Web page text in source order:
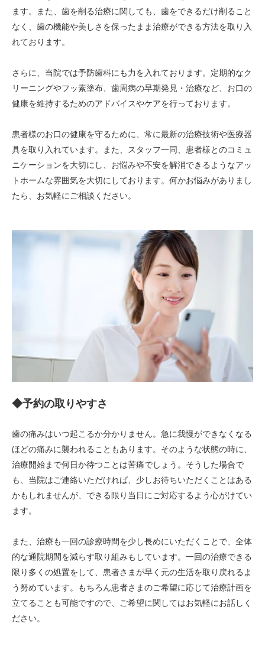
ます。また、歯を削る治療に関しても、歯をできるだけ削ること
なく、歯の機能や美しさを保ったまま治療ができる方法を取り入
れております。
さらに、当院では予防歯科にも力を入れております。定期的なク
リーニングやフッ素塗布、歯周病の早期発見・治療など、お口の
健康を維持するためのアドバイスやケアを行っております。
患者様のお口の健康を守るために、常に最新の治療技術や医療器
具を取り入れています。また、スタッフ一同、患者様とのコミュ
ニケーションを大切にし、お悩みや不安を解消できるようなアッ
トホームな雰囲気を大切にしております。何かお悩みがありまし
たら、お気軽にご相談ください。
◆予約の取りやすさ
歯の痛みはいつ起こるか分かりません。急に我慢ができなくなる
ほどの痛みに襲われることもあります。そのような状態の時に、
治療開始まで何日か待つことは苦痛でしょう。そうした場合で
も、当院はご連絡いただければ、少しお待ちいただくことはある
かもしれませんが、できる限り当日にご対応するよう心がけてい
ます。
また、治療も一回の診療時間を少し長めにいただくことで、全体
的な通院期間を減らす取り組みもしています。一回の治療できる
限り多くの処置をして、患者さまが早く元の生活を取り戻れるよ
う努めています。もちろん患者さまのご希望に応じて治療計画を
立てることも可能ですので、ご希望に関してはお気軽にお話しく
ださい。